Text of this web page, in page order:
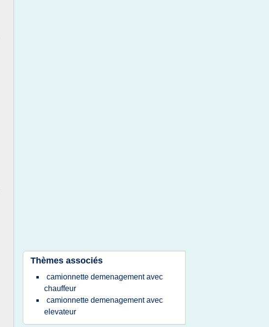
Thèmes associés
camionnette demenagement avec
chauffeur
camionnette demenagement avec
elevateur